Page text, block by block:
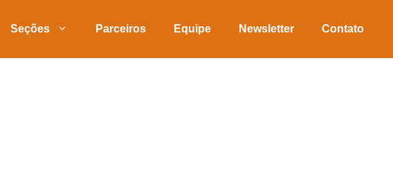
Seções Parceiros Equipe Newsletter Contato